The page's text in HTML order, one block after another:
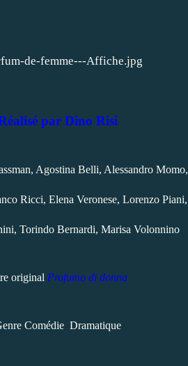
par Dino Risi
Agostina Belli, Alessandro Momo,
Ricci, Elena Veronese, Lorenzo Piani,
Torindo Bernardi, Marisa Volonnino
original Profumo di donna
Comédie Dramatique